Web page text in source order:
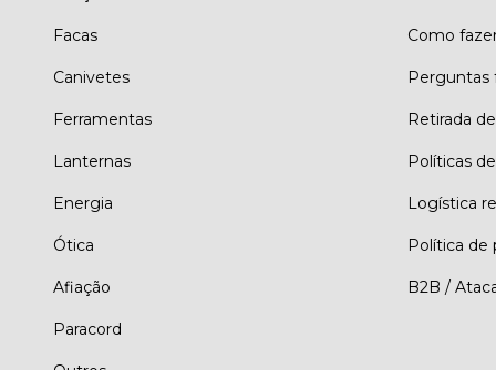
Facas
Canivetes
Ferramentas
Lanternas
Energia
Ótica
Afiação
Paracord
Como
Perguntas
Retirada
Políticas
Logística
Política de
B2B /